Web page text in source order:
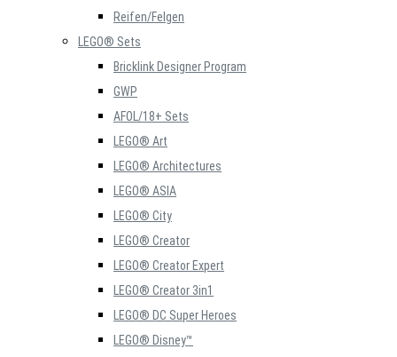
Reifen/Felgen
LEGO® Sets
Bricklink Designer Program
GWP
AFOL/18+ Sets
LEGO® Art
LEGO® Architectures
LEGO® ASIA
LEGO® City
LEGO® Creator
LEGO® Creator Expert
LEGO® Creator 3in1
LEGO® DC Super Heroes
LEGO® Disney™